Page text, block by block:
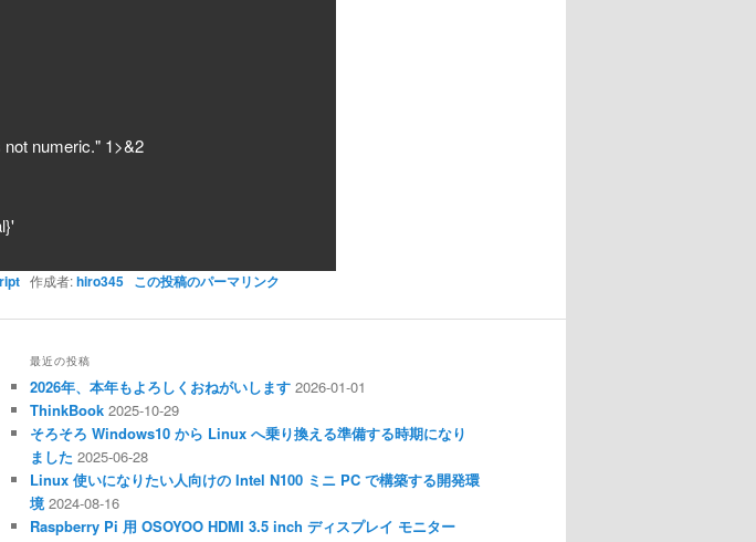
numeric." 1>&2
作成者:hiro345 この投稿のパーマリンク
最近の投稿
2026年、本年もよろしくおねがいします 2026-01-01
ThinkBook 2025-10-29
そろそろ Windows10 から Linux へ乗り換える準備する時期になり
ました 2025-06-28
Linux 使いになりたい人向けの Intel N100 ミニ PC で構築する開発環
境 2024-08-16
Raspberry Pi 用 OSOYOO HDMI 3.5 inch ディスプレイ モニター